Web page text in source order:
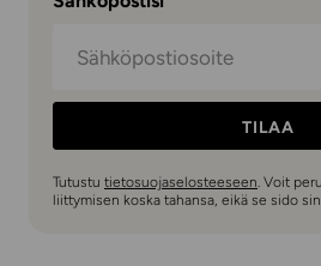
TILAA
Tutustu tietosuojaselosteeseen. Voit
liittymisen koska tahansa, eikä se sido